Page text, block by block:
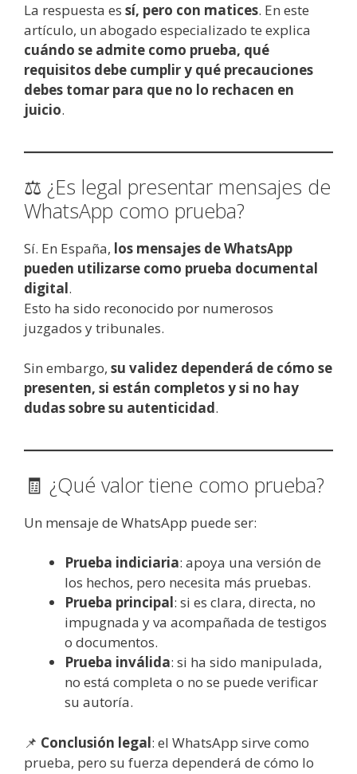
La respuesta es sí, pero con matices. En este
artículo, un abogado especializado te explica
cuándo se admite como prueba, qué
requisitos debe cumplir y qué precauciones
debes tomar para que no lo rechacen en
juicio.
⚖️ ¿Es legal presentar mensajes de
WhatsApp como prueba?
Sí. En España, los mensajes de WhatsApp
pueden utilizarse como prueba documental
digital.
Esto ha sido reconocido por numerosos
juzgados y tribunales.
Sin embargo, su validez dependerá de cómo se
presenten, si están completos y si no hay
dudas sobre su autenticidad.
🧾 ¿Qué valor tiene como prueba?
Un mensaje de WhatsApp puede ser:
Prueba indiciaria: apoya una versión de
los hechos, pero necesita más pruebas.
Prueba principal: si es clara, directa, no
impugnada y va acompañada de testigos
o documentos.
Prueba inválida: si ha sido manipulada,
no está completa o no se puede verificar
su autoría.
📌 Conclusión legal: el WhatsApp sirve como
prueba, pero su fuerza dependerá de cómo lo